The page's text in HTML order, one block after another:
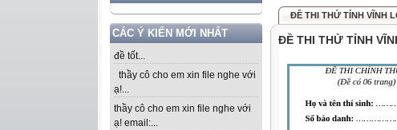
CÁC Ý KIẾN MỚI NHẤT
đề tốt...
thầy cô cho em xin file nghe với
ạ!...
thầy cô cho em xin file nghe với
ạ! email:...
ĐỀ THI THỬ TỈNH VĨNH
ĐỀ THI THỬ TỈNH